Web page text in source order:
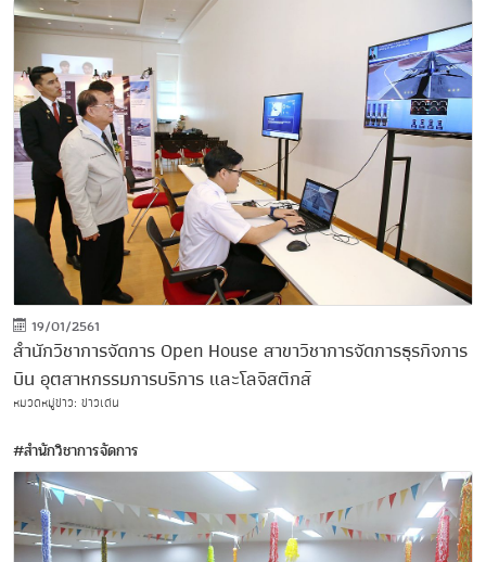
19/01/2561
สำนักวิชาการจัดการ Open House สาขาวิชาการจัดการธุรกิจการ
บิน อุตสาหกรรมการบริการ และโลจิสติกส์
หมวดหมู่ข่าว: ข่าวเด่น
#สำนักวิชาการจัดการ